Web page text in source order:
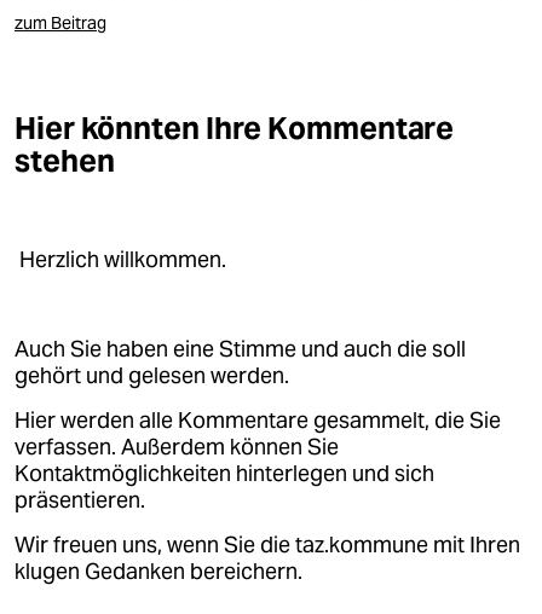
zum Beitrag
Hier könnten Ihre Kommentare
stehen
Herzlich willkommen.
Auch Sie haben eine Stimme und auch die soll
gehört und gelesen werden.
Hier werden alle Kommentare gesammelt, die Sie
verfassen. Außerdem können Sie
Kontaktmöglichkeiten hinterlegen und sich
präsentieren.
Wir freuen uns, wenn Sie die taz.kommune mit Ihren
klugen Gedanken bereichern.